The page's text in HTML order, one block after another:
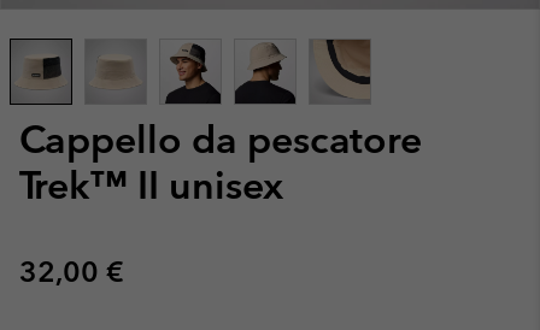
Cappello da pescatore
Trek™ II unisex
Regular price:
32,00 €